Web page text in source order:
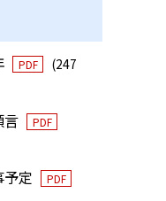
PDF
(247
言 PDF
予定 PDF